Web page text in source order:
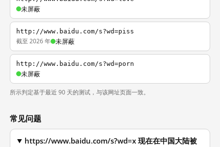
未屏蔽
http://www.baidu.com/s?wd=piss
截至 2026 年 未屏蔽
http://www.baidu.com/s?wd=porn
未屏蔽
所示判定基于最近 90 天的测试，与该网址页面一致。
常见问题
https://www.baidu.com/s?wd=x 现在在中国大陆被